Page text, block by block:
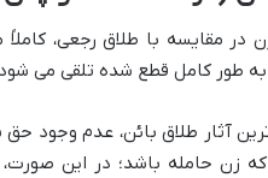
مقایسه با طلاق رجعی،
طور کامل قطع شده تلقی می
آثار طلاق بائن، عدم وجود حق
که زن حامله باشد؛ در این